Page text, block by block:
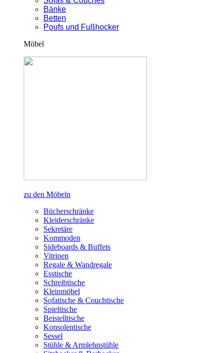
Bänke
Betten
Poufs und Fußhocker
Möbel
zu den Möbeln
Bücherschränke
Kleiderschränke
Sekretäre
Kommoden
Sideboards & Buffets
Vitrinen
Regale & Wandregale
Esstische
Schreibtische
Kleinmöbel
Sofatische & Couchtische
Spieltische
Beistelltische
Konsolentische
Sessel
Stühle & Armlehnstühle